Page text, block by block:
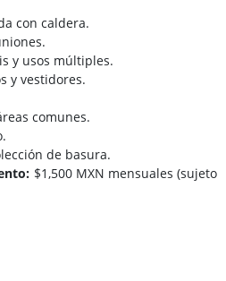
con caldera.
y usos múltiples.
y vestidores.
comunes.
de basura.
$1,500 MXN mensuales (sujeto